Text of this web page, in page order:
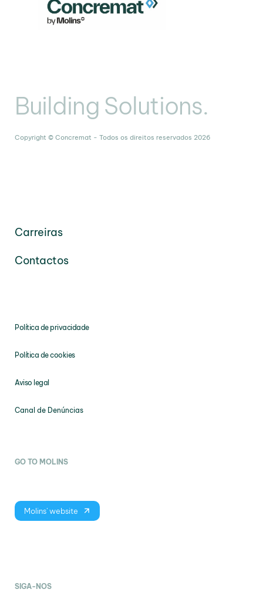
Building Solutions.
Copyright © Concremat - Todos os direitos reservados 2026
Carreiras
Contactos
Política de privacidade
Política de cookies
Aviso legal
Canal de Denúncias
GO TO MOLINS
Molins' website
SIGA-NOS